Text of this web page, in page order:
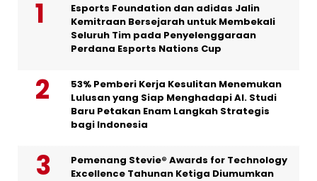
Esports Foundation dan adidas Jalin
Kemitraan Bersejarah untuk Membekali
Seluruh Tim pada Penyelenggaraan
Perdana Esports Nations Cup
53% Pemberi Kerja Kesulitan Menemukan
Lulusan yang Siap Menghadapi AI. Studi
Baru Petakan Enam Langkah Strategis
bagi Indonesia
Pemenang Stevie® Awards for Technology
Excellence Tahunan Ketiga Diumumkan